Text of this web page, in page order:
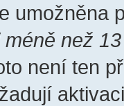
umožněna
než
není ten